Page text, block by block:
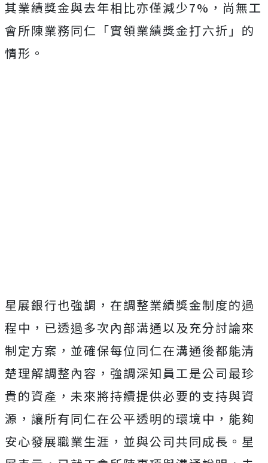
其業績獎金與去年相比亦僅減少7%，尚無工
會所陳業務同仁「實領業績獎金打六折」的
情形。
星展銀行也強調，在調整業績獎金制度的過
程中，已透過多次內部溝通以及充分討論來
制定方案，並確保每位同仁在溝通後都能清
楚理解調整內容，強調深知員工是公司最珍
貴的資產，未來將持續提供必要的支持與資
源，讓所有同仁在公平透明的環境中，能夠
安心發展職業生涯，並與公司共同成長。星